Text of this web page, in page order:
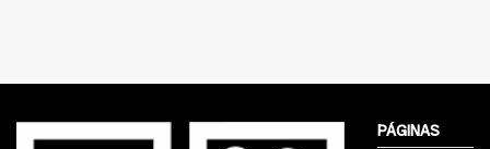
PÁGINAS